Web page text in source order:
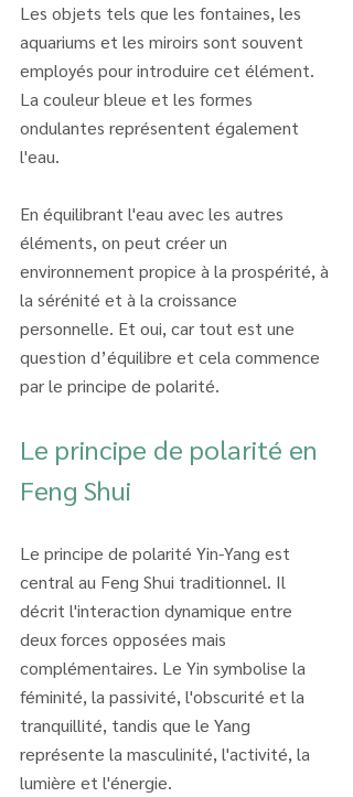
Les objets tels que les fontaines, les
aquariums et les miroirs sont souvent
employés pour introduire cet élément.
La couleur bleue et les formes
ondulantes représentent également
l'eau.
En équilibrant l'eau avec les autres
éléments, on peut créer un
environnement propice à la prospérité, à
la sérénité et à la croissance
personnelle. Et oui, car tout est une
question d’équilibre et cela commence
par le principe de polarité.
Le principe de polarité en
Feng Shui
Le principe de polarité Yin-Yang est
central au Feng Shui traditionnel. Il
décrit l'interaction dynamique entre
deux forces opposées mais
complémentaires. Le Yin symbolise la
féminité, la passivité, l'obscurité et la
tranquillité, tandis que le Yang
représente la masculinité, l'activité, la
lumière et l'énergie.